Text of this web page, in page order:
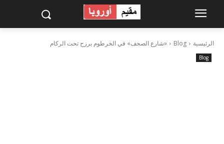
الرئيسية Blog «شارع الصحف» في الخرطوم يرزح تحت الركام
Blog